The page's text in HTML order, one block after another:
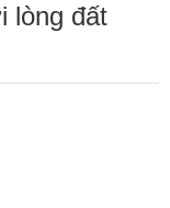
lòng đất